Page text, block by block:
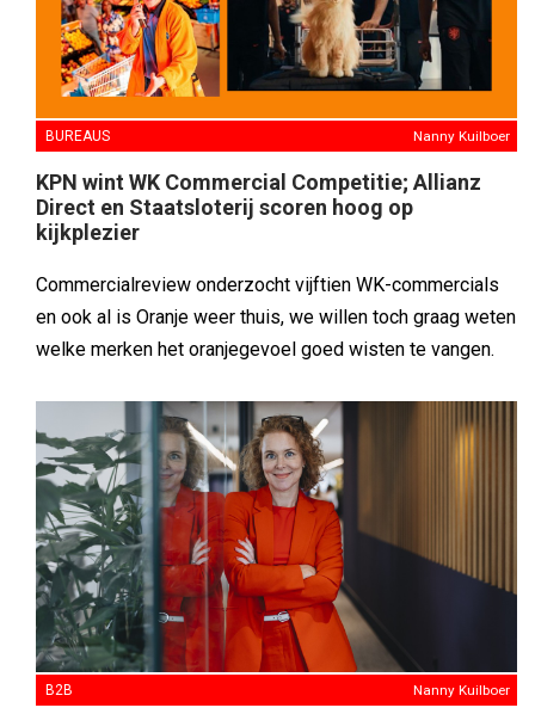
BUREAUS Nanny Kuilboer
KPN wint WK Commercial Competitie; Allianz
Direct en Staatsloterij scoren hoog op
kijkplezier
Commercialreview onderzocht vijftien WK-commercials
en ook al is Oranje weer thuis, we willen toch graag weten
welke merken het oranjegevoel goed wisten te vangen.
B2B Nanny Kuilboer